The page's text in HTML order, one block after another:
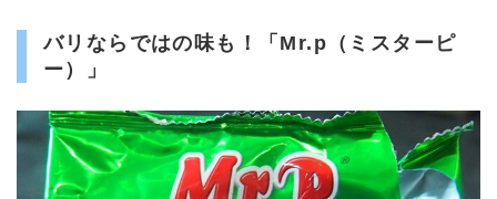
バリならではの味も！「Mr.p（ミスターピ
ー）」